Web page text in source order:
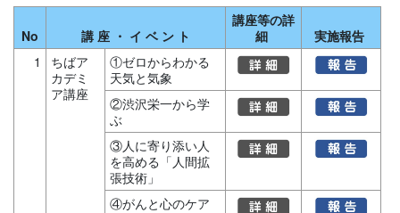
No 講 座 ・ イ ベ ン ト
講座等の詳
細
実施報告
1
ちばア
カデミ
ア講座
①ゼロからわかる
天気と気象
②渋沢栄一から学
ぶ
③人に寄り添い人
を高める「人間拡
張技術」
④がんと心のケア